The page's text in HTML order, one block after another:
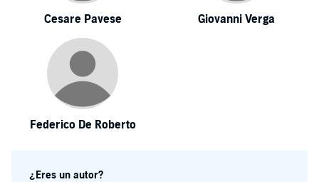
Cesare Pavese Giovanni Verga
Federico De Roberto
¿Eres un autor?